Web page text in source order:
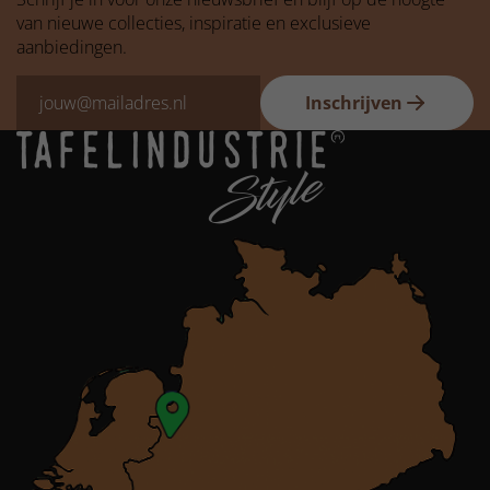
van nieuwe collecties, inspiratie en exclusieve
aanbiedingen.
Inschrijven